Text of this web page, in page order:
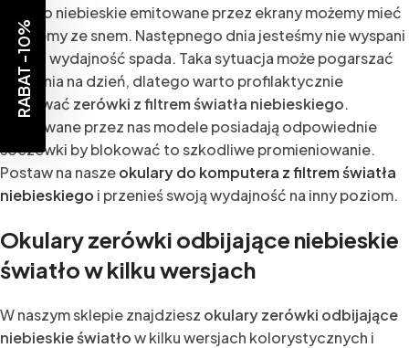
światło niebieskie emitowane przez ekrany możemy mieć
problemy ze snem. Następnego dnia jesteśmy nie wyspani
i nasza wydajność spada. Taka sytuacja może pogarszać
się z dnia na dzień, dlatego warto profilaktycznie
stosować zerówki z filtrem światła niebieskiego.
Oferowane przez nas modele posiadają odpowiednie
soczewki by blokować to szkodliwe promieniowanie.
Postaw na naszeokulary do komputera z filtrem światła
niebieskiego i przenieś swoją wydajność na inny poziom.
Okulary zerówki odbijające niebieskie
światło w kilku wersjach
W naszym sklepie znajdziesz okulary zerówki odbijające
niebieskie światłow kilku wersjach kolorystycznych i
RABAT -10%